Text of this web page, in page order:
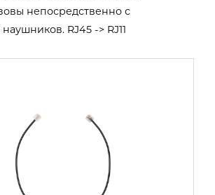
непосредственно с
RJ45 -> RJ11